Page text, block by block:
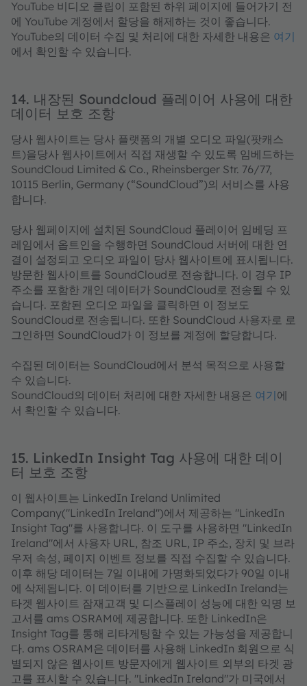
YouTube 비디오 클립이 포함된 하위 페이지에 들어가기 전
에 YouTube 계정에서 할당을 해제하는 것이 좋습니다.
YouTube의 데이터 수집 및 처리에 대한 자세한 내용은 여기
에서 확인할 수 있습니다.
14. 내장된 Soundcloud 플레이어 사용에 대한
데이터 보호 조항
당사 웹사이트는 당사 플랫폼의 개별 오디오 파일(팟캐스
트)을당사 웹사이트에서 직접 재생할 수 있도록 임베드하는
SoundCloud Limited & Co., Rheinsberger Str. 76/77,
10115 Berlin, Germany (“SoundCloud”)의 서비스를 사용
합니다.
당사 웹페이지에 설치된 SoundCloud 플레이어 임베딩 프
레임에서 옵트인을 수행하면 SoundCloud 서버에 대한 연
결이 설정되고 오디오 파일이 당사 웹사이트에 표시됩니다.
방문한 웹사이트를 SoundCloud로 전송합니다. 이 경우 IP
주소를 포함한 개인 데이터가 SoundCloud로 전송될 수 있
습니다. 포함된 오디오 파일을 클릭하면 이 정보도
SoundCloud로 전송됩니다. 또한 SoundCloud 사용자로 로
그인하면 SoundCloud가 이 정보를 계정에 할당합니다.
수집된 데이터는 SoundCloud에서 분석 목적으로 사용할
수 있습니다.
SoundCloud의 데이터 처리에 대한 자세한 내용은 여기에
서 확인할 수 있습니다.
15. LinkedIn Insight Tag 사용에 대한 데이
터 보호 조항
이 웹사이트는 LinkedIn Ireland Unlimited
Company("LinkedIn Ireland")에서 제공하는 "LinkedIn
Insight Tag"를 사용합니다. 이 도구를 사용하면 "LinkedIn
Ireland"에서 사용자 URL, 참조 URL, IP 주소, 장치 및 브라
우저 속성, 페이지 이벤트 정보를 직접 수집할 수 있습니다.
이후 해당 데이터는 7일 이내에 가명화되었다가 90일 이내
에 삭제됩니다. 이 데이터를 기반으로 LinkedIn Ireland는
타겟 웹사이트 잠재고객 및 디스플레이 성능에 대한 익명 보
고서를 ams OSRAM에 제공합니다. 또한 LinkedIn은
Insight Tag를 통해 리타게팅할 수 있는 가능성을 제공합니
다. ams OSRAM은 데이터를 사용해 LinkedIn 회원으로 식
별되지 않은 웹사이트 방문자에게 웹사이트 외부의 타겟 광
고를 표시할 수 있습니다. "LinkedIn Ireland"가 미국에서